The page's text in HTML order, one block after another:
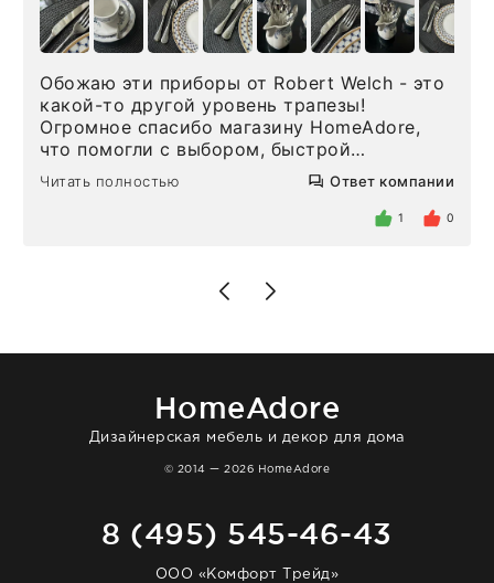
Обожаю эти приборы от Robert Welch - это
какой-то другой уровень трапезы!
Огромное спасибо магазину HomeAdore,
что помогли с выбором, быстрой
доставкой и высоким сервисом. Один раз
была здесь лично, забирала чайные ложки,
внутри очень много антикварной посуды,
Позже заказывала остальные приборы -
доставили сдэком на следующий день к
отвечает очень быстро. Взаимодействием
Читать полностью Ответ компании
1 0
HomeAdore
Дизайнерская мебель и декор для дома
© 2014 — 2026 HomeAdore
8 (495) 545-46-43
ООО «Комфорт Трейд»